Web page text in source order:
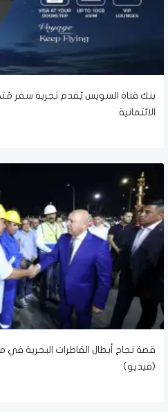
الائتمانية
قصة نجاح أبطال القاطرات البحرية
(فيديو)